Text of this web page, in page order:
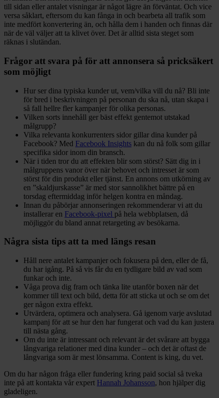
till sidan eller antalet visningar är något lägre än förväntat. Och vice
versa såklart, eftersom du kan fånga in och bearbeta all trafik som
inte medfört konvertering än, och hålla dem i handen och finnas där
när de väl väljer att ta klivet över. Det är alltid sista steget som
räknas i slutändan.
Frågor att svara på för att annonsera så pricksäkert
som möjligt
Hur ser dina typiska kunder ut, vem/vilka vill du nå? Bli inte
för bred i beskrivningen på personan du ska nå, utan skapa i
så fall hellre fler kampanjer för olika personas.
Vilken sorts innehåll ger bäst effekt gentemot utstakad
målgrupp?
Vilka relevanta konkurrenters sidor gillar dina kunder på
Facebook? Med Facebook Insights kan du nå folk som gillar
specifika sidor inom din bransch.
När i tiden tror du att effekten blir som störst? Sätt dig in i
målgruppens vanor över när behovet och intresset är som
störst för din produkt eller tjänst. En annons om utkörning av
en ”skaldjurskasse” är med stor sannolikhet bättre på en
torsdag eftermiddag inför helgen kontra en måndag.
Innan du påbörjar annonseringen rekommenderar vi att du
installerar en Facebook-pixel på hela webbplatsen, då
möjliggör du bland annat retargeting av besökarna.
Några sista tips att ta med längs resan
Håll nere antalet kampanjer och fokusera på den, eller de få,
du har igång. På så vis får du en tydligare bild av vad som
funkar och inte.
Våga prova dig fram och tänka lite utanför boxen när det
kommer till text och bild, detta för att sticka ut och se om det
ger någon extra effekt.
Utvärdera, optimera och analysera. Gå igenom varje avslutad
kampanj för att se hur den har fungerat och vad du kan justera
till nästa gång.
Om du inte är intressant och relevant är det svårare att bygga
långvariga relationer med dina kunder – och det är oftast de
långvariga som är mest lönsamma. Content is king, du vet.
Om du har någon fråga eller fundering kring paid social så tveka
inte på att kontakta vår expert Hannah Johansson, hon hjälper dig
gladeligen.